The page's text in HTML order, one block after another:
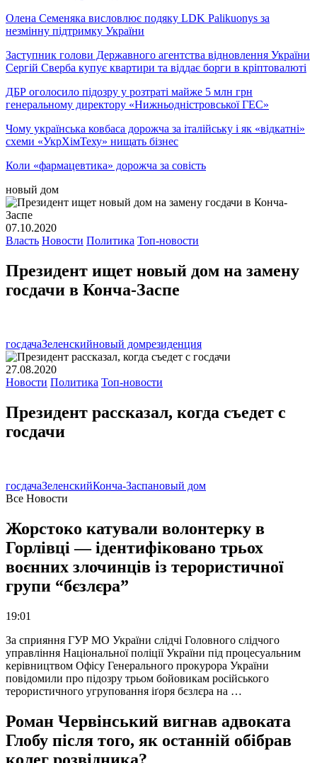
Олена Семеняка висловлює подяку LDK Palikuonys за
незмінну підтримку України
Заступник голови Державного агентства відновлення України
Сергій Сверба купує квартири та віддає борги в кріптовалюті
ДБР оголосило підозру у розтраті майже 5 млн грн
генеральному директору «Нижньодністровської ГЕС»
Чому українська ковбаса дорожча за італійську і як «відкатні»
схеми «УкрХімТеху» нищать бізнес
Коли «фармацевтика» дорожча за совість
новый дом
07.10.2020
Власть Новости Политика Топ-новости
Президент ищет новый дом на замену
госдачи в Конча-Заспе
госдачаЗеленскийновый домрезиденция
27.08.2020
Новости Политика Топ-новости
Президент рассказал, когда съедет с
госдачи
госдачаЗеленскийКонча-Заспановый дом
Все Новости
Жорстоко катували волонтерку в
Горлівці — ідентифіковано трьох
воєнних злочинців із терористичної
групи “бєзлєра”
19:01
За сприяння ГУР МО України слідчі Головного слідчого
управління Національної поліції України під процесуальним
керівництвом Офісу Генерального прокурора України
повідомили про підозру трьом бойовикам російського
терористичного угруповання іґоря бєзлєра на …
Роман Червінський вигнав адвоката
Глобу після того, як останній обібрав
колег розвідника?